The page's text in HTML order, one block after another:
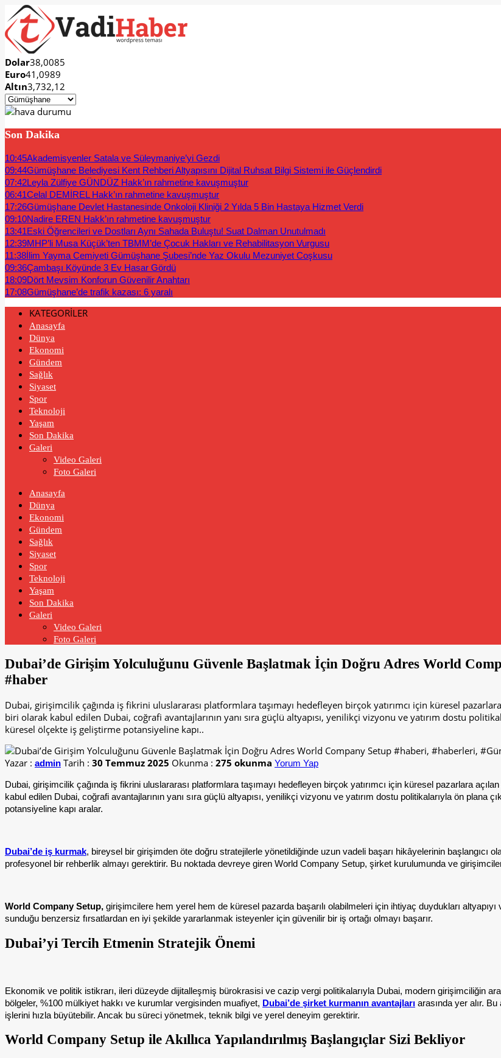
Dolar38,0085
Euro41,0989
Altın3,732,12
Son Dakika
10:45Akademisyenler Satala ve Süleymaniye’yi Gezdi
09:44Gümüşhane Belediyesi Kent Rehberi Altyapısını Dijital Ruhsat Bilgi Sistemi ile Güçlendirdi
07:42Leyla Zülfiye GÜNDÜZ Hakk’ın rahmetine kavuşmuştur
06:41Celal DEMİREL Hakk’ın rahmetine kavuşmuştur
17:26Gümüşhane Devlet Hastanesinde Onkoloji Kliniği 2 Yılda 5 Bin Hastaya Hizmet Verdi
09:10Nadire EREN Hakk’ın rahmetine kavuşmuştur
13:41Eski Öğrencileri ve Dostları Aynı Sahada Buluştu! Suat Dalman Unutulmadı
12:39MHP’li Musa Küçük’ten TBMM’de Çocuk Hakları ve Rehabilitasyon Vurgusu
11:38İlim Yayma Cemiyeti Gümüşhane Şubesi’nde Yaz Okulu Mezuniyet Coşkusu
09:36Çambaşı Köyünde 3 Ev Hasar Gördü
18:09Dört Mevsim Konforun Güvenilir Anahtarı
17:08Gümüşhane’de trafik kazası: 6 yaralı
KATEGORİLER
Anasayfa
Dünya
Ekonomi
Gündem
Sağlık
Siyaset
Spor
Teknoloji
Yaşam
Son Dakika
Galeri
Video Galeri
Foto Galeri
Anasayfa
Dünya
Ekonomi
Gündem
Sağlık
Siyaset
Spor
Teknoloji
Yaşam
Son Dakika
Galeri
Video Galeri
Foto Galeri
Dubai’de Girişim Yolculuğunu Güvenle Başlatmak İçin Doğru Adres World
#haber
Dubai, girişimcilik çağında iş fikrini uluslararası platformlara taşımayı hedefleyen birçok yatırımcı için küresel
biri olarak kabul edilen Dubai, coğrafi avantajlarının yanı sıra güçlü altyapısı, yenilikçi vizyonu ve yatırım dostu
küresel ölçekte iş geliştirme potansiyeline kapı..
Yazar : admin Tarih : 30 Temmuz 2025 Okunma : 275 okunma Yorum Yap
Dubai, girişimcilik çağında iş fikrini uluslararası platformlara taşımayı hedefleyen birçok yatırımcı için küresel pazarlara
kabul edilen Dubai, coğrafi avantajlarının yanı sıra güçlü altyapısı, yenilikçi vizyonu ve yatırım dostu politikalarıyla ön plana
potansiyeline kapı aralar.
Dubai’de iş kurmak, bireysel bir girişimden öte doğru stratejilerle yönetildiğinde uzun vadeli başarı hikâyelerinin başlangıcı
profesyonel bir rehberlik almayı gerektirir. Bu noktada devreye giren World Company Setup, şirket kurulumunda ve
World Company Setup, girişimcilere hem yerel hem de küresel pazarda başarılı olabilmeleri için ihtiyaç duydukları
sunduğu benzersiz fırsatlardan en iyi şekilde yararlanmak isteyenler için güvenilir bir iş ortağı olmayı başarır.
Dubai’yi Tercih Etmenin Stratejik Önemi
Ekonomik ve politik istikrarı, ileri düzeyde dijitalleşmiş bürokrasisi ve cazip vergi politikalarıyla Dubai, modern girişimciliğin
bölgeler, %100 mülkiyet hakkı ve kurumlar vergisinden muafiyet, Dubai’de şirket kurmanın avantajları arasında yer alır.
işlerini hızla büyütebilir. Ancak bu süreci yönetmek, teknik bilgi ve yerel deneyim gerektirir.
World Company Setup ile Akıllıca Yapılandırılmış Başlangıçlar Sizi Bekliyor